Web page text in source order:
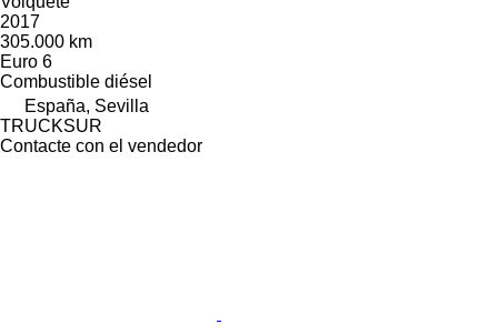
2017
305.000 km
Euro 6
Combustible diésel
España, Sevilla
TRUCKSUR
Contacte con el vendedor